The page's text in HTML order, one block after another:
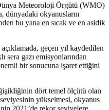
Meteoroloji Örgütü (WMO)
dünyadaki okyanusların
bu yana en sıcak ve en asidik
geçen yıl kaydedilen
sera gazı emisyonlarından
bir sonucuna işaret ettiğini
dört temel ölçütü olan
yükselmesi, okyanus
2021’de rekor seviyelere